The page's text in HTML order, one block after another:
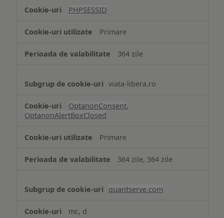
Cookie
necesare
PHPSESSID
Primare
364 zile
viata-libera.ro
OptanonConsent,
OptanonAlertBoxClosed
Primare
364 zile, 364 zile
quantserve.com
mc, d